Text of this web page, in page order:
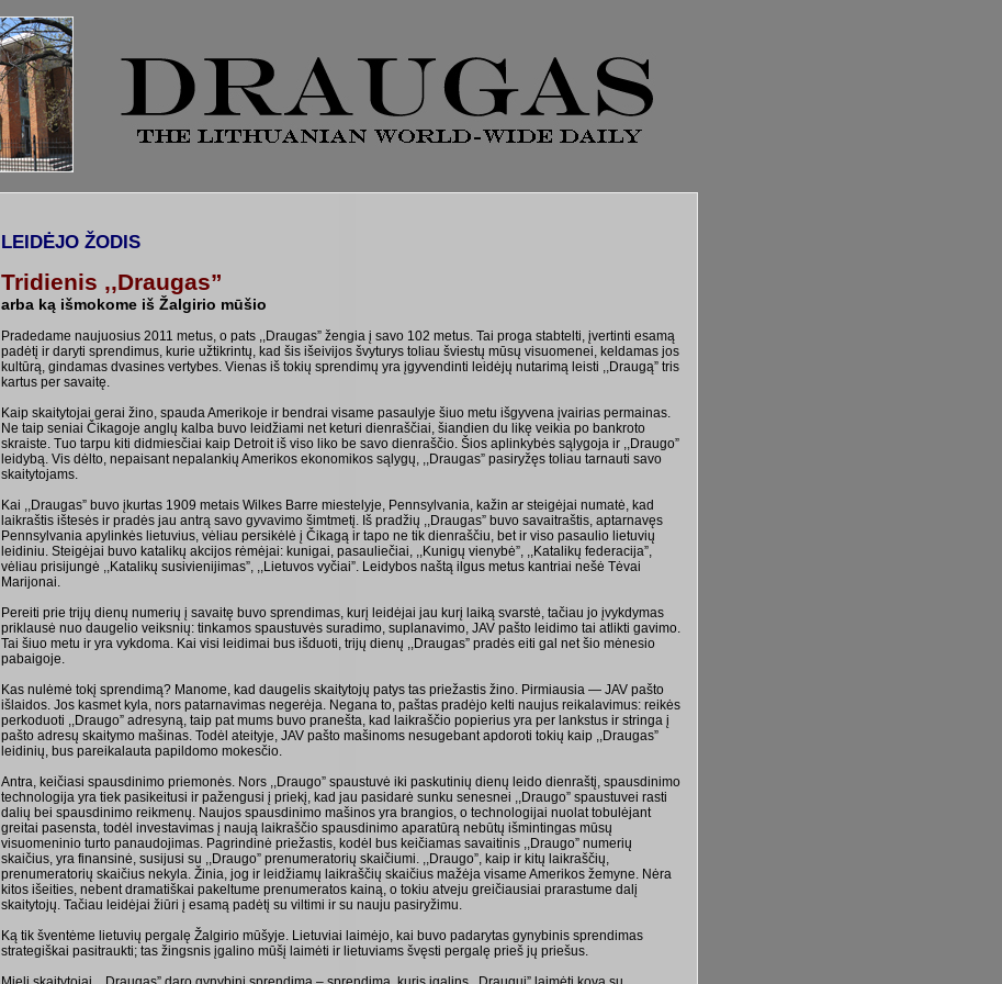
LEIDĖJO ŽODIS
Tridienis ,,Draugas”
arba ką išmokome iš Žalgirio mūšio
Pradedame naujuosius 2011 metus, o pats ,,Draugas” žengia į savo 102 metus. Tai proga stabtelti, įvertinti esamą
padėtį ir daryti sprendimus, kurie užtikrintų, kad šis išeivijos švyturys toliau šviestų mūsų visuomenei, keldamas jos
kultūrą, gindamas dvasines vertybes. Vienas iš tokių sprendimų yra įgyvendinti leidėjų nutarimą leisti ,,Draugą” tris
kartus per savaitę.
Kaip skaitytojai gerai žino, spauda Amerikoje ir bendrai visame pasaulyje šiuo metu išgyvena įvairias permainas.
Ne taip seniai Čikagoje anglų kalba buvo leidžiami net keturi dienraščiai, šiandien du likę veikia po bankroto
skraiste. Tuo tarpu kiti didmiesčiai kaip Detroit iš viso liko be savo dienraščio. Šios aplinkybės sąlygoja ir ,,Draugo”
leidybą. Vis dėlto, nepaisant nepalankių Amerikos ekonomikos sąlygų, ,,Draugas” pasiryžęs toliau tarnauti savo
skaitytojams.
Kai ,,Draugas” buvo įkurtas 1909 metais Wilkes Barre miestelyje, Pennsylvania, kažin ar steigėjai numatė, kad
laikraštis ištesės ir pradės jau antrą savo gyvavimo šimtmetį. Iš pradžių ,,Draugas” buvo savaitraštis, aptarnavęs
Pennsylvania apylinkės lietuvius, vėliau persikėlė į Čikagą ir tapo ne tik dienraščiu, bet ir viso pasaulio lietuvių
leidiniu. Steigėjai buvo katalikų akcijos rėmėjai: kunigai, pasauliečiai, ,,Kunigų vienybė”, ,,Katalikų federacija”,
vėliau prisijungė ,,Katalikų susivienijimas”, ,,Lietuvos vyčiai”. Leidybos naštą ilgus metus kantriai nešė Tėvai
Marijonai.
Pereiti prie trijų dienų numerių į savaitę buvo sprendimas, kurį leidėjai jau kurį laiką svarstė, tačiau jo įvykdymas
priklausė nuo daugelio veiksnių: tinkamos spaustuvės suradimo, suplanavimo, JAV pašto leidimo tai atlikti gavimo.
Tai šiuo metu ir yra vykdoma. Kai visi leidimai bus išduoti, trijų dienų ,,Draugas” pradės eiti gal net šio mėnesio
pabaigoje.
Kas nulėmė tokį sprendimą? Manome, kad daugelis skaitytojų patys tas priežastis žino. Pirmiausia — JAV pašto
išlaidos. Jos kasmet kyla, nors patarnavimas negerėja. Negana to, paštas pradėjo kelti naujus reikalavimus: reikės
perkoduoti ,,Draugo” adresyną, taip pat mums buvo pranešta, kad laikraščio popierius yra per lankstus ir stringa į
pašto adresų skaitymo mašinas. Todėl ateityje, JAV pašto mašinoms nesugebant apdoroti tokių kaip ,,Draugas”
leidinių, bus pareikalauta papildomo mokesčio.
Antra, keičiasi spausdinimo priemonės. Nors ,,Draugo” spaustuvė iki paskutinių dienų leido dienraštį, spausdinimo
technologija yra tiek pasikeitusi ir pažengusi į priekį, kad jau pasidarė sunku senesnei ,,Draugo” spaustuvei rasti
dalių bei spausdinimo reikmenų. Naujos spausdinimo mašinos yra brangios, o technologijai nuolat tobulėjant
greitai pasensta, todėl investavimas į naują laikraščio spausdinimo aparatūrą nebūtų išmintingas mūsų
visuomeninio turto panaudojimas. Pagrindinė priežastis, kodėl bus keičiamas savaitinis ,,Draugo” numerių
skaičius, yra finansinė, susijusi su ,,Draugo” prenumeratorių skaičiumi. ,,Draugo”, kaip ir kitų laikraščių,
prenumeratorių skaičius nekyla. Žinia, jog ir leidžiamų laikraščių skaičius mažėja visame Amerikos žemyne. Nėra
kitos išeities, nebent dramatiškai pakeltume prenumeratos kainą, o tokiu atveju greičiausiai prarastume dalį
skaitytojų. Tačiau leidėjai žiūri į esamą padėtį su viltimi ir su nauju pasiryžimu.
Ką tik šventėme lietuvių pergalę Žalgirio mūšyje. Lietuviai laimėjo, kai buvo padarytas gynybinis sprendimas
strategiškai pasitraukti; tas žingsnis įgalino mūšį laimėti ir lietuviams švęsti pergalę prieš jų priešus.